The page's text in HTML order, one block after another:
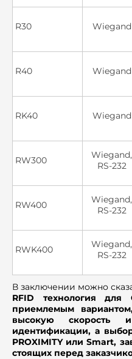
R30 Wiegand
R40 Wiegand
RK40 Wiegand
RW300
Wiegand,
RS-232
RW400
Wiegand,
RS-232
RWK400
Wiegand,
RS-232
В заключении можно
RFID технология для
приемлемым
высокую скорость
идентификации, а
PROXIMITY или Smart,
стоящих перед